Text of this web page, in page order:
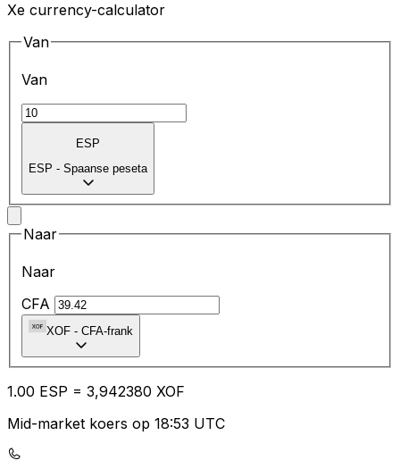
Xe currency-calculator
Van
Van
ESP
ESP - Spaanse peseta
Naar
Naar
CFA
XOF - CFA-frank
1.00 ESP = 3,942380 XOF
Mid-market koers op 18:53 UTC